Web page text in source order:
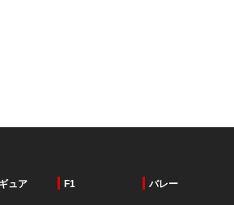
ュア F1 バレー